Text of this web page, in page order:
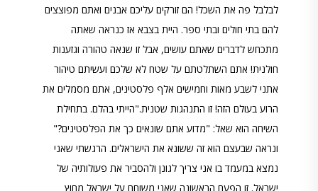
לבלבל פה את השכל! הם זורקים עליכם אבנים ואתם מפוצצים
להם בתי חולים ובתי ספר. היית בצבא אז כנראה שאתה
מתכחש לדברים שאתם עושים, אבל זו שנאה טהורה וגזענות
חולנית! אתם השתלטתם על שטח לא שלכם ועשיתם טיהור
אתני לשבע מאות וחמישים אלף פלסטינים, אתם מסמלים את
הרוע בעולם הזה! זו התנהגות שטנית."הייתי בהלם. בתחילת
השיחה הוא שאל: "מדוע אתם שונאים כך את הפלסטינים?"
ונראה שבעצם הוא זה ששונא את הישראלים. הרגשתי שאני
נמצא במעמד בו אני צריך לגונן ולהסביר את פעולותיה של
ישראל. זו הפעם הראשונה שאני משוחח על ישראל מחוץ